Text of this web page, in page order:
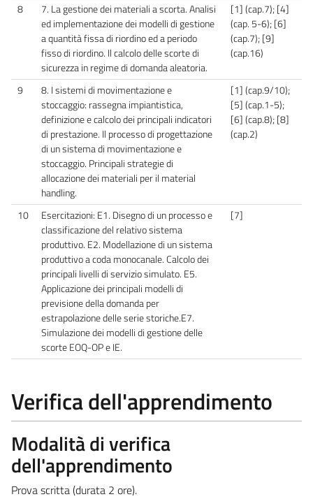
8
7. La gestione dei materiali a scorta. Analisi
ed implementazione dei modelli di gestione
a quantità fissa di riordino ed a periodo
fisso di riordino. Il calcolo delle scorte di
sicurezza in regime di domanda aleatoria.
[1] (cap.7); [4]
(cap. 5-6); [6]
(cap.7); [9]
(cap.16)
9
8. I sistemi di movimentazione e
stoccaggio: rassegna impiantistica,
definizione e calcolo dei principali indicatori
di prestazione. Il processo di progettazione
di un sistema di movimentazione e
stoccaggio. Principali strategie di
allocazione dei materiali per il material
handling.
[1] (cap.9/10);
[5] (cap.1-5);
[6] (cap.8); [8]
(cap.2)
10
Esercitazioni: E1. Disegno di un processo e
classificazione del relativo sistema
produttivo. E2. Modellazione di un sistema
produttivo a coda monocanale. Calcolo dei
principali livelli di servizio simulato. E5.
Applicazione dei principali modelli di
previsione della domanda per
estrapolazione delle serie storiche.E7.
Simulazione dei modelli di gestione delle
scorte EOQ-OP e IE.
[7]
Verifica dell'apprendimento
Modalità di verifica
dell'apprendimento
Prova scritta (durata 2 ore).